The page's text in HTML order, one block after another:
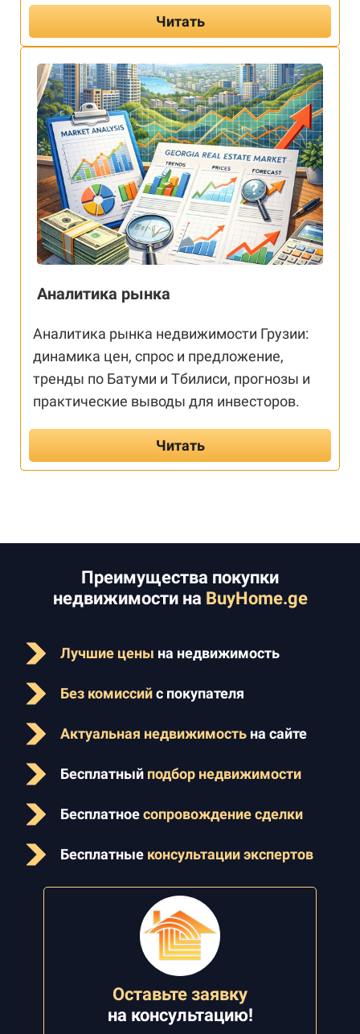
Читать
Аналитика рынка
Аналитика рынка недвижимости Грузии:
динамика цен, спрос и предложение,
тренды по Батуми и Тбилиси, прогнозы и
практические выводы для инвесторов.
Читать
Преимущества покупки
недвижимости на BuyHome.ge
Лучшие цены на недвижимость
Без комиссийс покупателя
Актуальная недвижимость на сайте
Бесплатный подбор недвижимости
Бесплатноесопровождение сделки
Бесплатные консультации экспертов
Оставьте заявку
на консультацию!